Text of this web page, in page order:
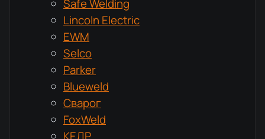
Safe Welding
Lincoln Electric
EWM
Selco
Parker
Blueweld
Сварог
FoxWeld